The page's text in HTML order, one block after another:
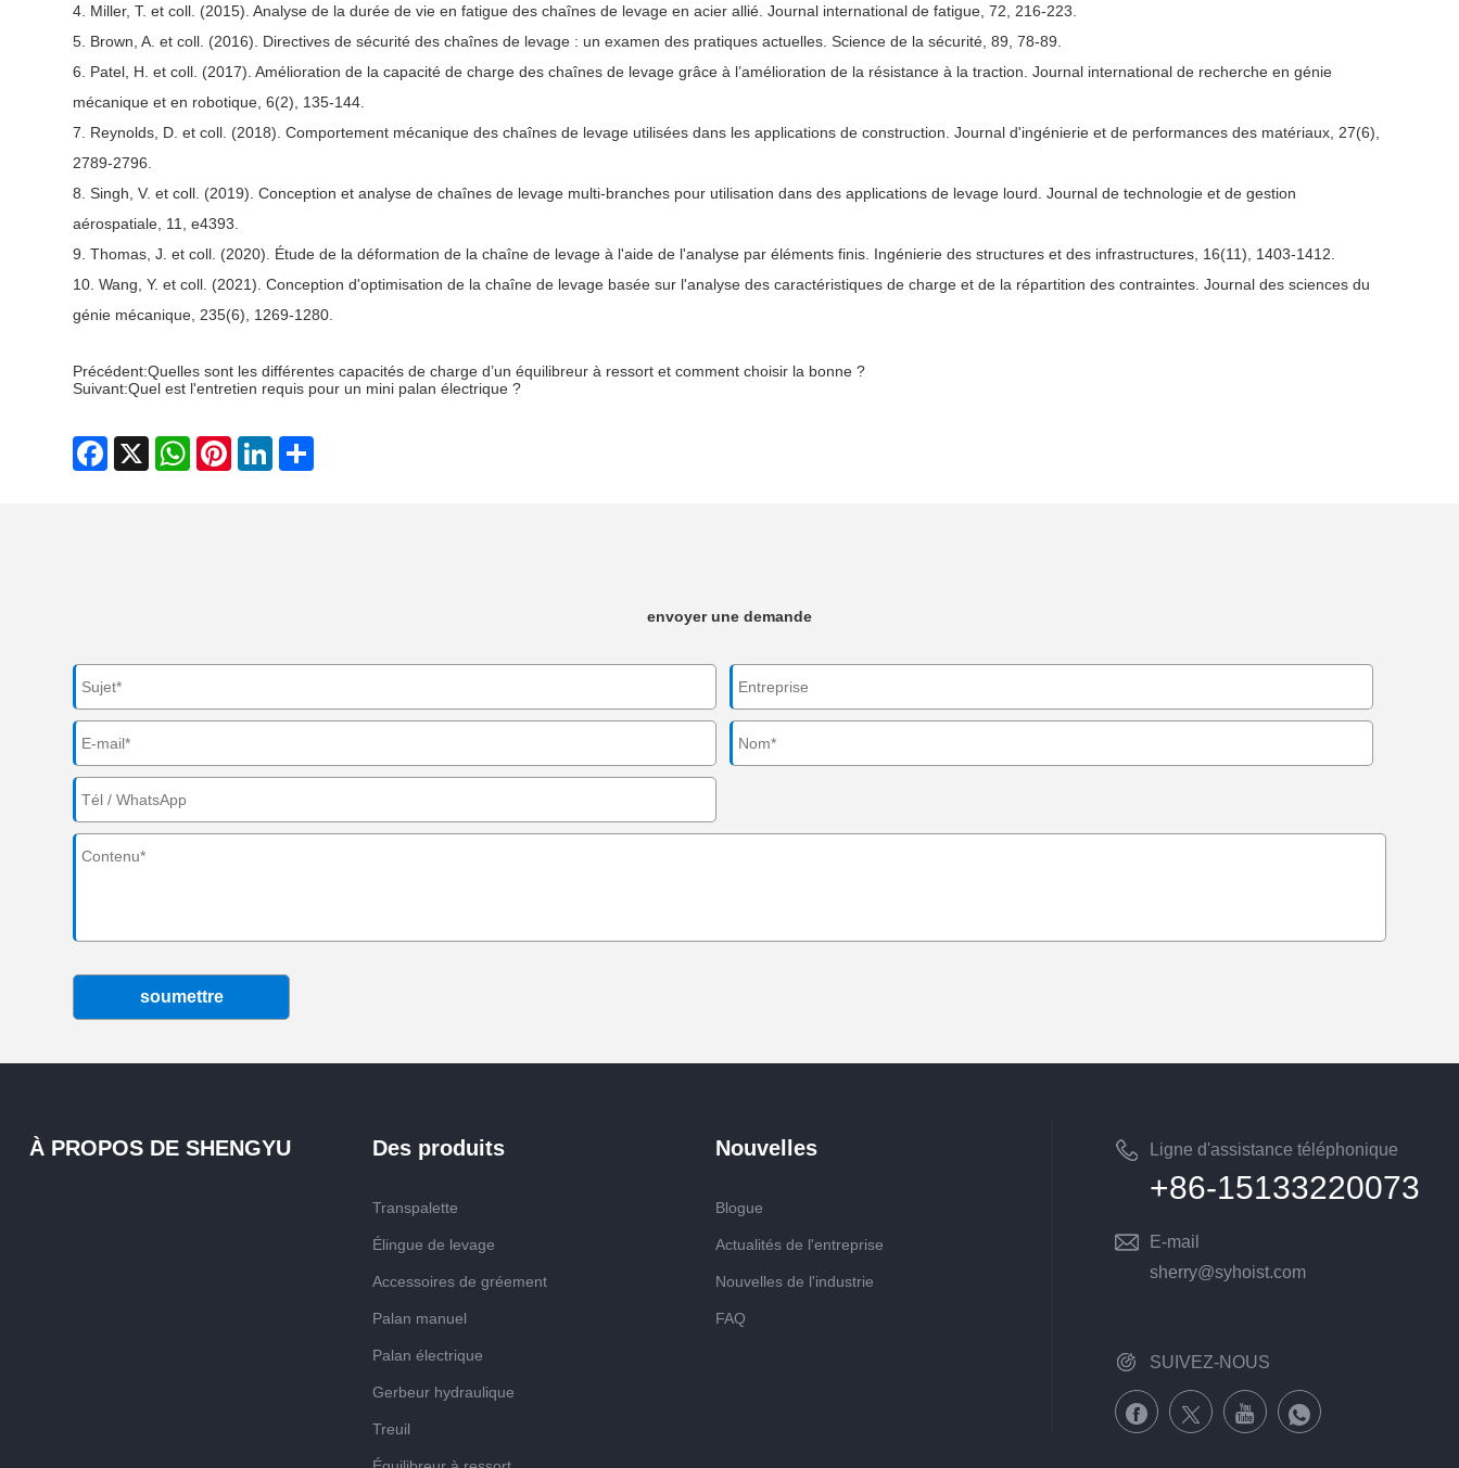
4. Miller, T. et coll. (2015). Analyse de la durée de vie en fatigue des chaînes de levage en acier allié. Journal international de fatigue, 72, 216-223.
5. Brown, A. et coll. (2016). Directives de sécurité des chaînes de levage : un examen des pratiques actuelles. Science de la sécurité, 89, 78-89.
6. Patel, H. et coll. (2017). Amélioration de la capacité de charge des chaînes de levage grâce à l’amélioration de la résistance à la traction. Journal international de recherche en génie
mécanique et en robotique, 6(2), 135-144.
7. Reynolds, D. et coll. (2018). Comportement mécanique des chaînes de levage utilisées dans les applications de construction. Journal d'ingénierie et de performances des matériaux, 27(6),
2789-2796.
8. Singh, V. et coll. (2019). Conception et analyse de chaînes de levage multi-branches pour utilisation dans des applications de levage lourd. Journal de technologie et de gestion
aérospatiale, 11, e4393.
9. Thomas, J. et coll. (2020). Étude de la déformation de la chaîne de levage à l'aide de l'analyse par éléments finis. Ingénierie des structures et des infrastructures, 16(11), 1403-1412.
10. Wang, Y. et coll. (2021). Conception d'optimisation de la chaîne de levage basée sur l'analyse des caractéristiques de charge et de la répartition des contraintes. Journal des sciences du
génie mécanique, 235(6), 1269-1280.
Précédent:Quelles sont les différentes capacités de charge d’un équilibreur à ressort et comment choisir la bonne ?
Suivant:Quel est l'entretien requis pour un mini palan électrique ?
Facebook
X WhatsAppPinterestLinkedIn
envoyer une demande
soumettre
Ligne d'assistance téléphonique
nationale du service client
+86-15133220073
E-mail
sherry@syhoist.com
SUIVEZ-NOUS
À PROPOS DE SHENGYU Des produits
Transpalette
Élingue de levage
Accessoires de gréement
Palan manuel
Palan électrique
Gerbeur hydraulique
Treuil
Nouvelles
Blogue
Actualités de l'entreprise
Nouvelles de l'industrie
FAQ